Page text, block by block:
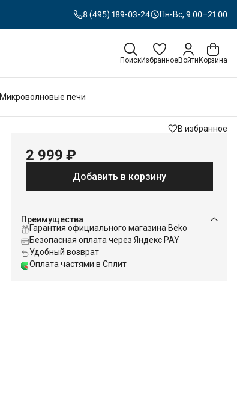
8 (495) 189-03-24 Пн-Вс, 9:00–21:00
ПоискИзбранноеВойти Корзина
Микроволновые печи
В избранное
2 999 ₽
Добавить в корзину
Преимущества
Гарантия официального магазина Beko
Безопасная оплата через Яндекс PAY
Удобный возврат
Оплата частями в Сплит